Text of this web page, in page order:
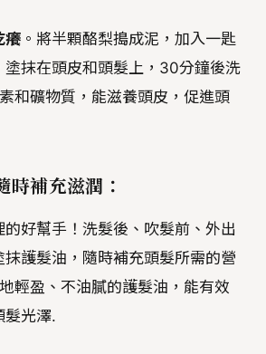
癢 。將半顆酪梨搗成泥，加入一匙
塗抹在頭皮和頭髮上，30分鐘後洗
和礦物質，能滋養頭皮，促進頭
時補充滋潤：
的好幫手！洗髮後、吹髮前、外出
護髮油，隨時補充頭髮所需的營
輕盈、不油膩的護髮油，能有效
髮光澤.